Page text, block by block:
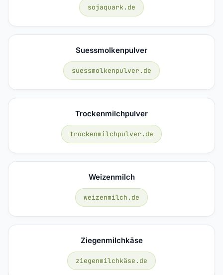
sojaquark.de
Suessmolkenpulver
suessmolkenpulver.de
Trockenmilchpulver
trockenmilchpulver.de
Weizenmilch
weizenmilch.de
Ziegenmilchkäse
ziegenmilchkäse.de